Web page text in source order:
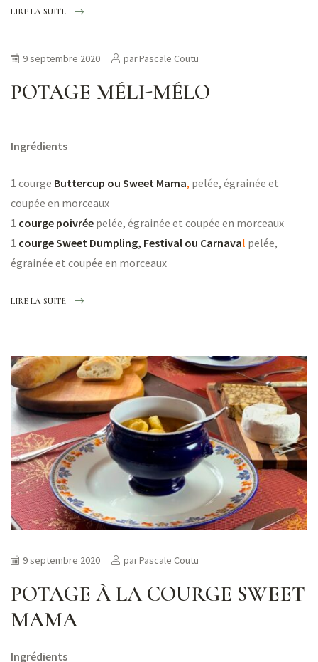
LIRE LA SUITE
POTAGE MÉLI-MÉLO
9 septembre 2020 parPascale Coutu
Ingrédients
1 courge Buttercup ou Sweet Mama, pelée, égrainée et
coupée en morceaux
1 courge poivrée pelée, égrainée et coupée en morceaux
1 courge Sweet Dumpling, Festival ou Carnaval pelée,
égrainée et coupée en morceaux
LIRE LA SUITE
POTAGE À LA COURGE SWEET
MAMA
9 septembre 2020 parPascale Coutu
Ingrédients